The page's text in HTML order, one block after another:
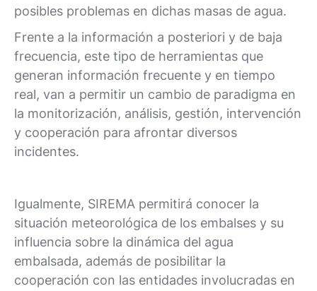
posibles problemas en dichas masas de agua.
Frente a la información a posteriori y de baja
frecuencia, este tipo de herramientas que
generan información frecuente y en tiempo
real, van a permitir un cambio de paradigma en
la monitorización, análisis, gestión, intervención
y cooperación para afrontar diversos
incidentes.
Igualmente, SIREMA permitirá conocer la
situación meteorológica de los embalses y su
influencia sobre la dinámica del agua
embalsada, además de posibilitar la
cooperación con las entidades involucradas en